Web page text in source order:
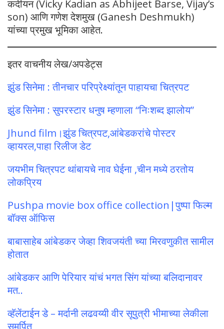
कदीयन (Vicky Kadian as Abhijeet Barse, Vijay’s
son) आणि गणेश देशमुख (Ganesh Deshmukh)
यांच्या प्रमुख भूमिका आहेत.
इतर वाचनीय लेख/अपडेट्स
झुंड सिनेमा : तीनचार परिप्रेक्ष्यांतून पाहायचा चित्रपट
झुंड सिनेमा : सुपरस्टार धनुष म्हणाला “निःशब्द झालोय”
Jhund film।झुंड चित्रपट,आंबेडकरांचे पोस्टर
व्हायरल,पाहा रिलीज डेट
जयभीम चित्रपट थांबायचे नाव घेईना ,चीन मध्ये ठरतोय
लोकप्रिय
Pushpa movie box office collection|पुष्पा फिल्म
बॉक्स ऑफिस
बाबासाहेब आंबेडकर जेव्हा शिवजयंती च्या मिरवणुकीत सामील
होतात
आंबेडकर आणि पेरियार यांचं भगत सिंग यांच्या बलिदानावर
मत..
व्हॅलेंटाईन डे – मर्दानी लढवय्यी वीर सूपुत्री भीमाच्या लेकीला
समर्पित